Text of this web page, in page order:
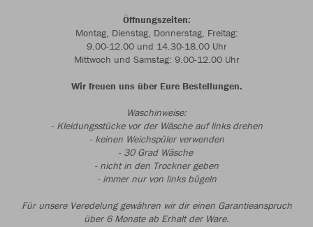
Öffnungszeiten:
Montag, Dienstag, Donnerstag, Freitag:
9.00-12.00 und 14.30-18.00 Uhr
Mittwoch und Samstag: 9.00-12.00 Uhr
Wir freuen uns über Eure Bestellungen.
Waschinweise:
- Kleidungsstücke vor der Wäsche auf links drehen
- keinen Weichspüler verwenden
- 30 Grad Wäsche
- nicht in den Trockner geben
- immer nur von links bügeln
Für unsere Veredelung gewähren wir dir einen Garantieanspruch
über 6 Monate ab Erhalt der Ware.